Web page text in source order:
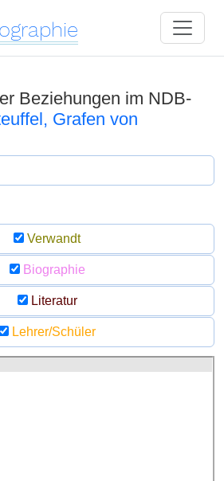
Beziehungen im NDB-
Grafen von
Verwandt
Biographie
Literatur
Lehrer/Schüler